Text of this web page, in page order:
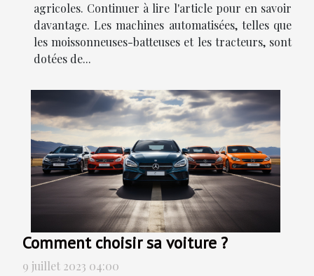
agricoles. Continuer à lire l'article pour en savoir
davantage. Les machines automatisées, telles que
les moissonneuses-batteuses et les tracteurs, sont
dotées de...
Comment choisir sa voiture ?
9 juillet 2023 04:00